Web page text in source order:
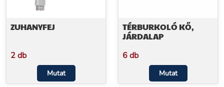
ZUHANYFEJ
2 db
Mutat
TÉRBURKOLÓ KŐ,
JÁRDALAP
6 db
Mutat